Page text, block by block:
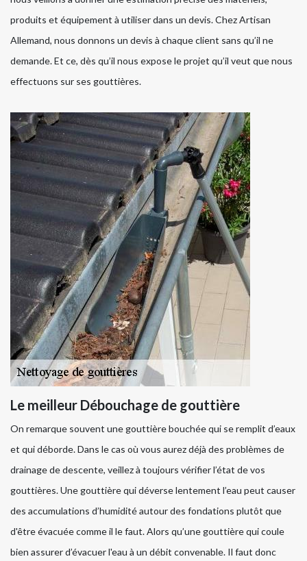
produits et équipement à utiliser dans un devis. Chez Artisan
Allemand, nous donnons un devis à chaque client sans qu’il ne
demande. Et ce, dès qu’il nous expose le projet qu’il veut que nous
effectuons sur ses gouttières.
Le meilleur Débouchage de gouttière
On remarque souvent une gouttière bouchée qui se remplit d’eaux
et qui déborde. Dans le cas où vous aurez déjà des problèmes de
drainage de descente, veillez à toujours vérifier l’état de vos
gouttières. Une gouttière qui déverse lentement l’eau peut causer
des accumulations d’humidité autour des fondations plutôt que
d'être évacuée comme il le faut. Alors qu’une gouttière qui coule
bien assurer d’évacuer l'eau à un débit convenable. Il faut donc